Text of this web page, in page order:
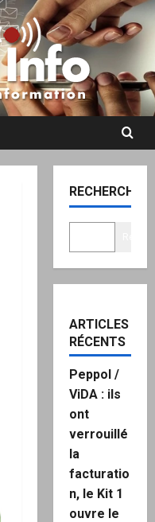
RECHERCHER
ARTICLES
RÉCENTS
Peppol /
ViDA : ils
ont
verrouillé
la
facturatio
n, le Kit 1
ouvre le